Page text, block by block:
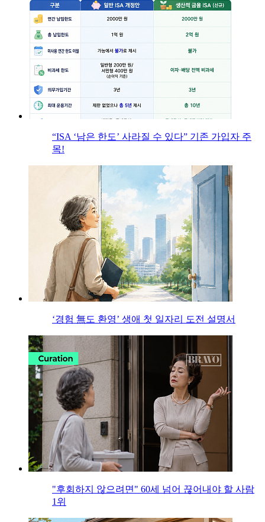
“ISA ‘남은 한도’ 사라질 수 있다” 기존 가입자 주
목!
‘경험 無도 환영’ 생애 첫 일자리 도전 설명서
"후회하지 않으려면" 60세 넘어 끊어내야 할 사람
1위